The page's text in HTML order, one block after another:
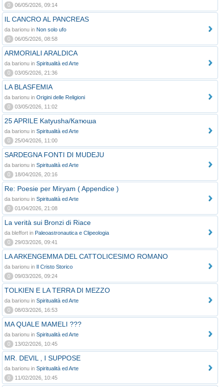
0
06/05/2026, 09:14
IL CANCRO AL PANCREAS
da barionu in Non solo ufo
0
06/05/2026, 08:58
ARMORIALI ARALDICA
da barionu in Spiritualità ed Arte
0
03/05/2026, 21:36
LA BLASFEMIA
da barionu in Origini delle Religioni
0
03/05/2026, 11:02
25 APRILE Katyusha/Катюша
da barionu in Spiritualità ed Arte
0
25/04/2026, 11:00
SARDEGNA FONTI DI MUDEJU
da barionu in Spiritualità ed Arte
0
18/04/2026, 20:16
Re: Poesie per Miryam ( Appendice )
da barionu in Spiritualità ed Arte
0
01/04/2026, 21:08
La verità sui Bronzi di Riace
da bleffort in Paleoastronautica e Clipeologia
0
29/03/2026, 09:41
LA ARKENGEMMA DEL CATTOLICESIMO ROMANO
da barionu in Il Cristo Storico
0
09/03/2026, 09:24
TOLKIEN E LA TERRA DI MEZZO
da barionu in Spiritualità ed Arte
0
08/03/2026, 16:53
MA QUALE MAMELI ???
da barionu in Spiritualità ed Arte
0
13/02/2026, 10:45
MR. DEVIL , I SUPPOSE
da barionu in Spiritualità ed Arte
0
11/02/2026, 10:45